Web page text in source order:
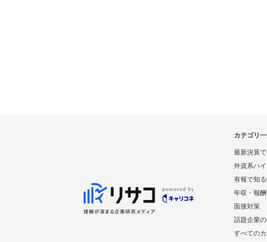
カテゴリ
最新決算
外資系ハ
有報で知
年収・報
面接対策
話題企業
すべての